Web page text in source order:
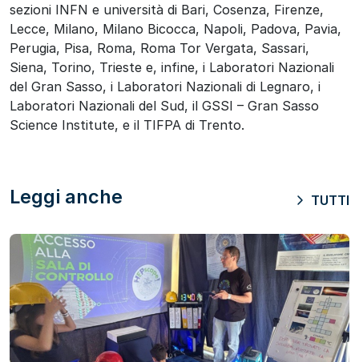
sezioni INFN e università di Bari, Cosenza, Firenze,
Lecce, Milano, Milano Bicocca, Napoli, Padova, Pavia,
Perugia, Pisa, Roma, Roma Tor Vergata, Sassari,
Siena, Torino, Trieste e, infine, i Laboratori Nazionali
del Gran Sasso, i Laboratori Nazionali di Legnaro, i
Laboratori Nazionali del Sud, il GSSI – Gran Sasso
Science Institute, e il TIFPA di Trento.
Leggi anche TUTTI